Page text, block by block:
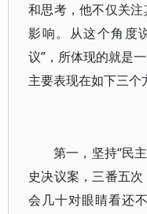
和思考，他不仅关
影响。从这个角度
议”，所体现的就是
主要表现在如下三个
第一，坚持“民
史决议案，三番五
会几十对眼睛看还